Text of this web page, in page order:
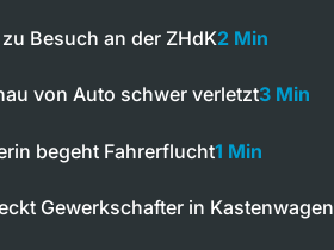
Besuch an der ZHdK2 Min
von Auto schwer verletzt3 Min
begeht Fahrerflucht1 Min
Gewerkschafter in Kastenwagen